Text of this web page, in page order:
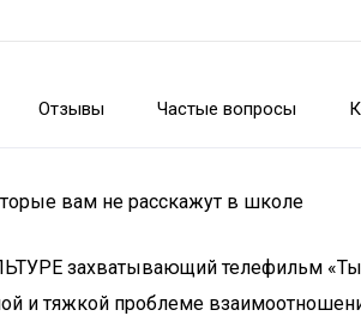
Отзывы Частые вопросы
вам не расскажут в школе
захватывающий телефильм
и тяжкой проблеме